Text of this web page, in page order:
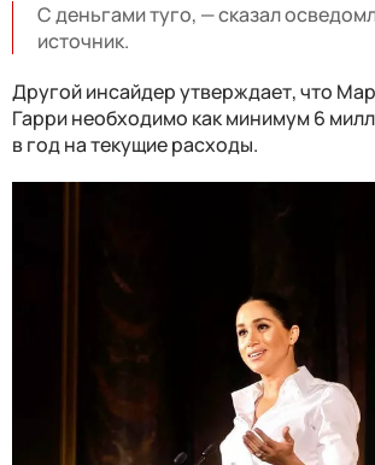
С деньгами туго, — сказал
источник.
Другой инсайдер утверждает, что
Гарри необходимо как минимум 6
в год на текущие расходы.